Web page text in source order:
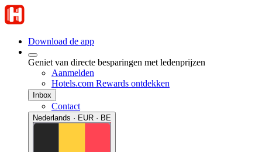
Download de app
Geniet van directe besparingen met ledenprijzen
Aanmelden
Hotels.com Rewards ontdekken
Inbox
Contact
Nederlands · EUR · BE